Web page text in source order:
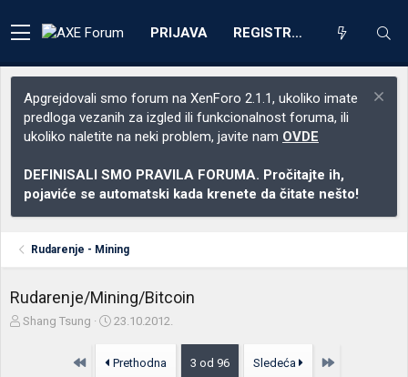
PRIJAVA REGISTRACIJA
Apgrejdovali smo forum na XenForo 2.1.1, ukoliko imate
predloga vezanih za izgled ili funkcionalnost foruma, ili
ukoliko naletite na neki problem, javite nam OVDE
DEFINISALI SMO PRAVILA FORUMA. Pročitajte ih,
pojaviće se automatski kada krenete da čitate nešto!
Rudarenje - Mining
Rudarenje/Mining/Bitcoin
Z
Shang Tsung
D
u
23.10.2012.
Prvo Prethodna 3 od 96 Sledeća Poslednja